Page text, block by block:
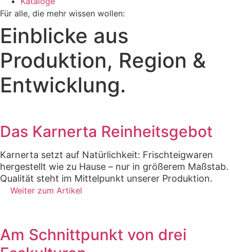
Für alle, die mehr wissen wollen:
Einblicke aus
Produktion, Region &
Entwicklung.
Das Karnerta Reinheitsgebot
Karnerta setzt auf Natürlichkeit: Frischteigwaren
hergestellt wie zu Hause – nur in größerem Maßstab.
Qualität steht im Mittelpunkt unserer Produktion.
Weiter zum Artikel
Am Schnittpunkt von drei